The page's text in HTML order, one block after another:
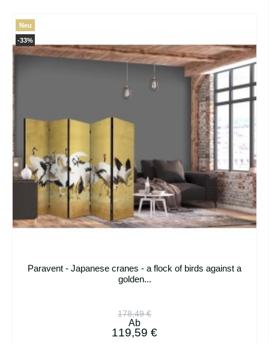
Paravent - Japanese cranes - a flock of birds against a
golden...
178,49 €
Ab
119,59 €
-33%
Neu